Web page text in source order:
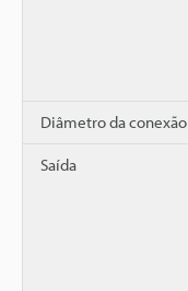
Diâmetro da conexão
Saída